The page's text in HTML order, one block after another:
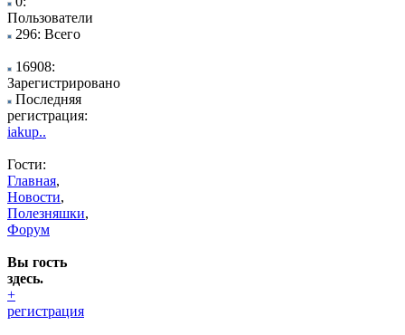
Пользователи
296: Всего
16908:
Зарегистрировано
Последняя
регистрация:
iakup..
Гости:
Главная,
Новости,
Полезняшки,
Форум
Вы гость
здесь.
+
регистрация